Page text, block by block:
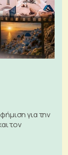
για την
τον